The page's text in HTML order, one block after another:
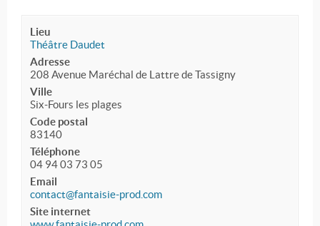
Lieu
Théâtre Daudet
Adresse
208 Avenue Maréchal de Lattre de Tassigny
Ville
Six-Fours les plages
Code postal
83140
Téléphone
04 94 03 73 05
Email
contact@fantaisie-prod.com
Site internet